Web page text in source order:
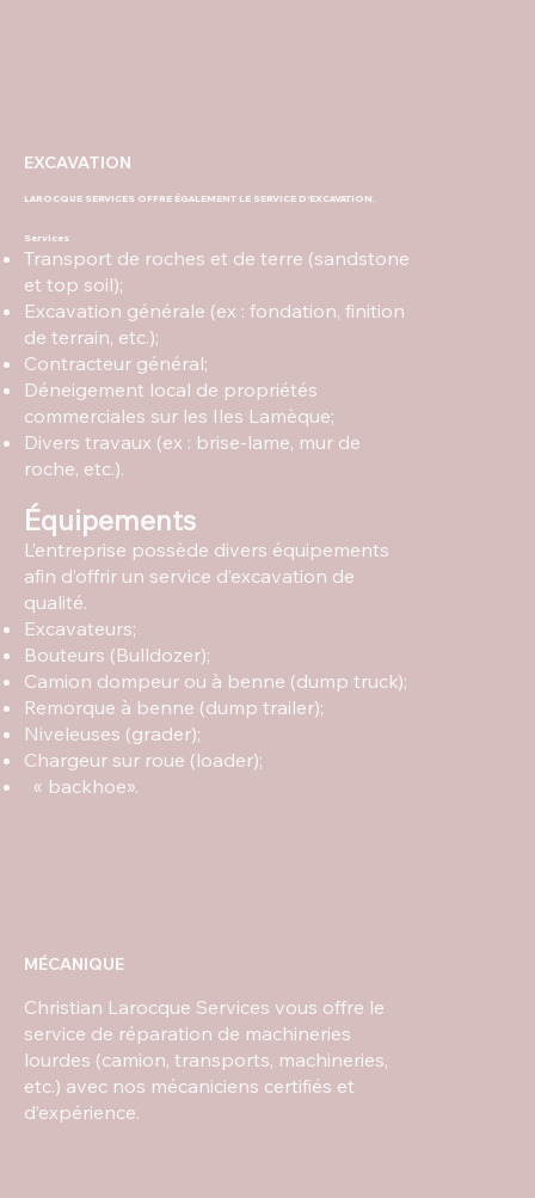
LAROCQUE SERVICES OFFRE ÉGALEMENT LE SERVICE D'EXCAVATION.
Services
Transport de roches et de terre (sandstone
et top soil);
Excavation générale (ex : fondation, finition
de terrain, etc.);
Contracteur général;
Déneigement local de propriétés
commerciales sur les Iles Lamèque;
Divers travaux (ex : brise-lame, mur de
roche, etc.).
Équipements
L’entreprise possède divers équipements
afin d’offrir un service d’excavation de
qualité.
Excavateurs;
Bouteurs (Bulldozer);
Camion dompeur ou à benne (dump truck);
Remorque à benne (dump trailer);
Niveleuses (grader);
Chargeur sur roue (loader);
« backhoe».
EXCAVATION
Christian Larocque Services vous offre le
service de réparation de machineries
lourdes (camion, transports, machineries,
etc.) avec nos mécaniciens certifiés et
d’expérience.
MÉCANIQUE